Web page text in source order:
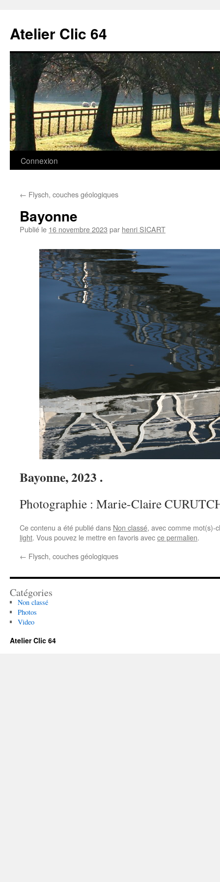
contenu
Atelier Clic 64
Connexion
← Flysch, couches géologiques
Bayonne
Publié le 16 novembre 2023 par henri SICART
Bayonne, 2023 .
Photographie : Marie-Claire
Ce contenu a été publié dans Non classé, avec comme mot(s)-
light. Vous pouvez le mettre en favoris avecce permalien.
← Flysch, couches géologiques
Catégories
Non classé
Photos
Video
Atelier Clic 64